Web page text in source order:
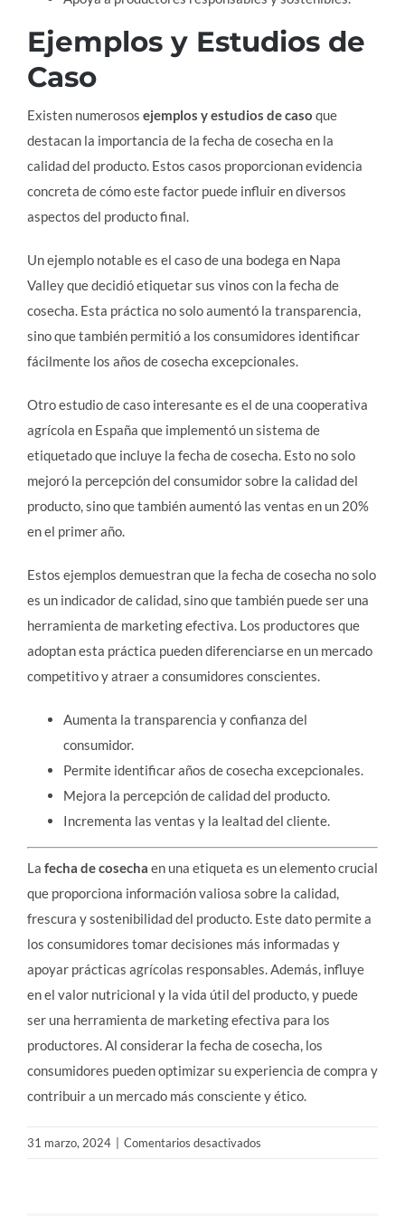
Ejemplos y Estudios de
Caso
Existen numerosos ejemplos y estudios de caso que
destacan la importancia de la fecha de cosecha en la
calidad del producto. Estos casos proporcionan evidencia
concreta de cómo este factor puede influir en diversos
aspectos del producto final.
Un ejemplo notable es el caso de una bodega en Napa
Valley que decidió etiquetar sus vinos con la fecha de
cosecha. Esta práctica no solo aumentó la transparencia,
sino que también permitió a los consumidores identificar
fácilmente los años de cosecha excepcionales.
Otro estudio de caso interesante es el de una cooperativa
agrícola en España que implementó un sistema de
etiquetado que incluye la fecha de cosecha. Esto no solo
mejoró la percepción del consumidor sobre la calidad del
producto, sino que también aumentó las ventas en un 20%
en el primer año.
Estos ejemplos demuestran que la fecha de cosecha no solo
es un indicador de calidad, sino que también puede ser una
herramienta de marketing efectiva. Los productores que
adoptan esta práctica pueden diferenciarse en un mercado
competitivo y atraer a consumidores conscientes.
Aumenta la transparencia y confianza del
consumidor.
Permite identificar años de cosecha excepcionales.
Mejora la percepción de calidad del producto.
Incrementa las ventas y la lealtad del cliente.
La fecha de cosecha en una etiqueta es un elemento crucial
que proporciona información valiosa sobre la calidad,
frescura y sostenibilidad del producto. Este dato permite a
los consumidores tomar decisiones más informadas y
apoyar prácticas agrícolas responsables. Además, influye
en el valor nutricional y la vida útil del producto, y puede
ser una herramienta de marketing efectiva para los
productores. Al considerar la fecha de cosecha, los
consumidores pueden optimizar su experiencia de compra y
contribuir a un mercado más consciente y ético.
31 marzo, 2024 Comentarios desactivados